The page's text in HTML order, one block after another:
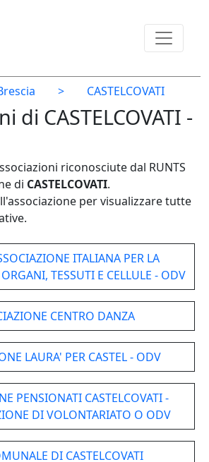
> CASTELCOVATI
di CASTELCOVATI -
riconosciute dal RUNTS
di CASTELCOVATI.
per visualizzare tutte
ITALIANA PER LA
TESSUTI E CELLULE - ODV
CENTRO DANZA
LAURA' PER CASTEL - ODV
PENSIONATI CASTELCOVATI -
DI VOLONTARIATO O ODV
DI CASTELCOVATI